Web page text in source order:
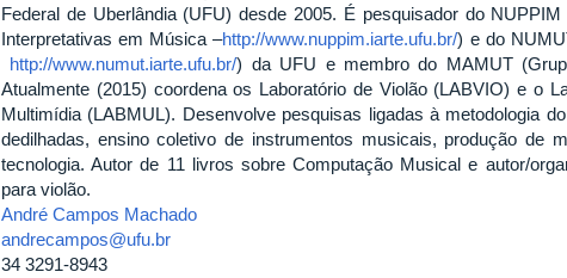
Federal de Uberlândia (UFU) desde 2005. É pesquisador do
Interpretativas em Música –http://www.nuppim.iarte.ufu.br/) e do
http://www.numut.iarte.ufu.br/) da UFU e membro do MAMUT
Atualmente (2015) coordena os Laboratório de Violão (LABVIO) e o
Multimídia (LABMUL). Desenvolve pesquisas ligadas à metodologia
dedilhadas, ensino coletivo de instrumentos musicais, produção de
tecnologia. Autor de 11 livros sobre Computação Musical e autor/
para violão.
André Campos Machado
andrecampos@ufu.br
34 3291-8943